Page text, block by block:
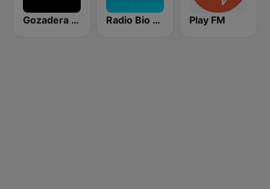
Gozadera FM Radio Bio Bio Santiago Play FM